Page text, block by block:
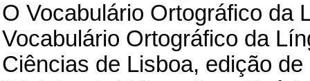
O Vocabulário Ortográfico da
Vocabulário Ortográfico da
Ciências de Lisboa, edição